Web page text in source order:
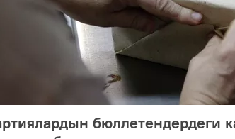
бюллетендердеги